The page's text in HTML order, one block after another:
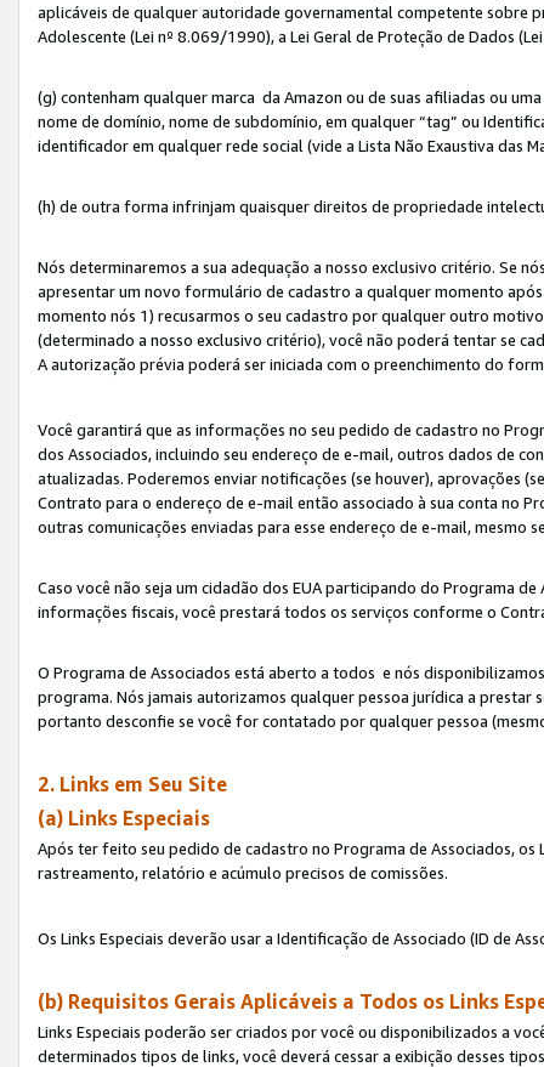
aplicáveis de qualquer autoridade governamental competente sobre
Adolescente (Lei nº 8.069/1990), a Lei Geral de Proteção de Dados
(g) contenham qualquer marca da Amazon ou de suas afiliadas ou
nome de domínio, nome de subdomínio, em qualquer “tag” ou
identificador em qualquer rede social (vide a Lista Não Exaustiva das
(h) de outra forma infrinjam quaisquer direitos de propriedade
Nós determinaremos a sua adequação a nosso exclusivo critério. Se
apresentar um novo formulário de cadastro a qualquer momento
momento nós 1) recusarmos o seu cadastro por qualquer outro
(determinado a nosso exclusivo critério), você não poderá tentar se
A autorização prévia poderá ser iniciada com o preenchimento do
Você garantirá que as informações no seu pedido de cadastro no
dos Associados, incluindo seu endereço de e-mail, outros dados de
atualizadas. Poderemos enviar notificações (se houver), aprovações
Contrato para o endereço de e-mail então associado à sua conta no
outras comunicações enviadas para esse endereço de e-mail,
Caso você não seja um cidadão dos EUA participando do Programa
informações fiscais, você prestará todos os serviços conforme o
O Programa de Associados está aberto a todos e nós
programa. Nós jamais autorizamos qualquer pessoa jurídica a
portanto desconfie se você for contatado por qualquer pessoa
2. Links em Seu Site
(a) Links Especiais
Após ter feito seu pedido de cadastro no Programa de Associados, os
rastreamento, relatório e acúmulo precisos de comissões.
Os Links Especiais deverão usar a Identificação de Associado (ID de
(b) Requisitos Gerais Aplicáveis a Todos os Links
Links Especiais poderão ser criados por você ou disponibilizados a
determinados tipos de links, você deverá cessar a exibição desses